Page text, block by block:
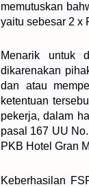
memutuskan
yaitu sebesar 2 x
Menarik untuk
dikarenakan
dan atau
ketentuan
pekerja, dalam
pasal 167 UU
PKB Hotel Gran
Keberhasilan